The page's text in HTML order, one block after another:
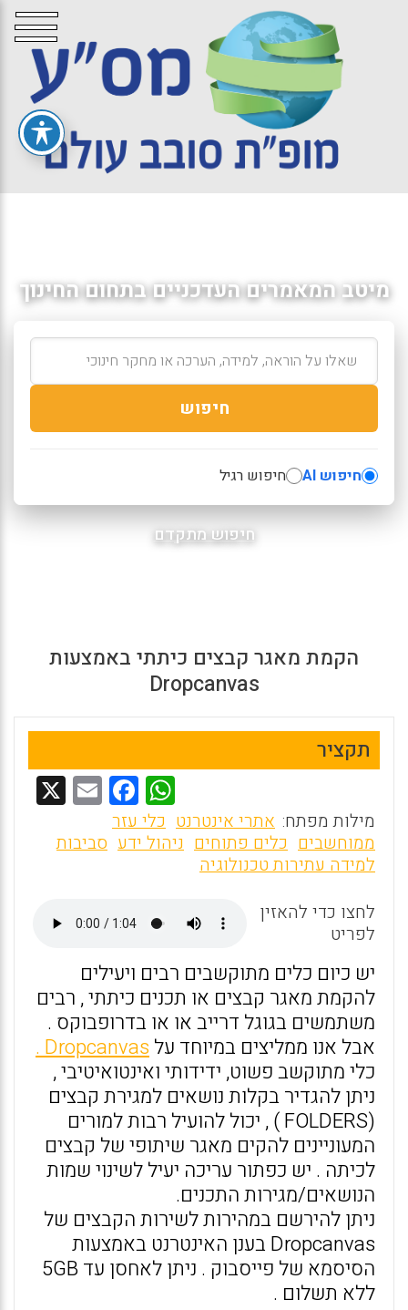
מיטב המאמרים העדכניים בתחום החינוך
חיפוש
חיפוש AI חיפוש רגיל
חיפוש מתקדם
הקמת מאגר קבצים כיתתי באמצעות
Dropcanvas
תקציר
W
h
at
A
p
p
F
a
ce
o
o
k
E
m
ai
מילות מפתח: אתרי אינטרנט כלי עזר
ממוחשבים כלים פתוחים ניהול ידע סביבות
למידה עתירות טכנולוגיה
לחצו כדי להאזין
לפריט
יש כיום כלים מתוקשבים רבים ויעילים
להקמת מאגר קבצים או תכנים כיתתי , רבים
משתמשים בגוגל דרייב או או בדרופבוקס .
אבל אנו ממליצים במיוחד עלDropcanvas .
כלי מתוקשב פשוט, ידידותי ואינטואיטיבי ,
ניתן להגדיר בקלות נושאים למגירת קבצים
(FOLDERS ) , יכול להועיל רבות למורים
המעוניינים להקים מאגר שיתופי של קבצים
לכיתה . יש כפתור עריכה יעיל לשינוי שמות
הנושאים/מגירות התכנים.
ניתן להירשם במהירות לשירות הקבצים של
Dropcanvas בענן האינטרנט באמצעות
הסיסמא של פייסבוק . ניתן לאחסן עד 5GB
ללא תשלום .